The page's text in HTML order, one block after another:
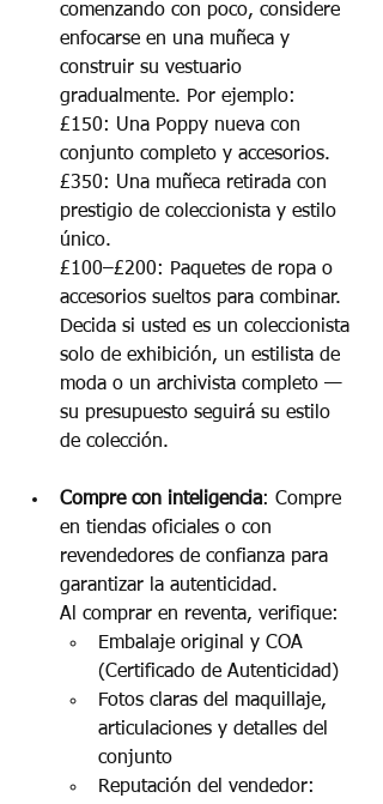
comenzando con poco, considere
enfocarse en una muñeca y
construir su vestuario
gradualmente. Por ejemplo:
£150: Una Poppy nueva con
conjunto completo y accesorios.
£350: Una muñeca retirada con
prestigio de coleccionista y estilo
único.
£100–£200: Paquetes de ropa o
accesorios sueltos para combinar.
Decida si usted es un coleccionista
solo de exhibición, un estilista de
moda o un archivista completo —
su presupuesto seguirá su estilo
de colección.
Compre con inteligencia: Compre
en tiendas oficiales o con
revendedores de confianza para
garantizar la autenticidad.
Al comprar en reventa, verifique:
Embalaje original y COA
(Certificado de Autenticidad)
Fotos claras del maquillaje,
articulaciones y detalles del
conjunto
Reputación del vendedor: